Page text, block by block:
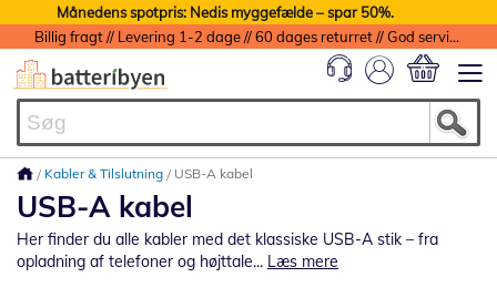
Månedens spotpris: Nedis myggefælde – spar 50%.
Billig fragt // Levering 1-2 dage // 60 dages returret // God service med garanti
Kabler & Tilslutning USB-A kabel
USB-A kabel
Her finder du alle kabler med det klassiske USB-A stik – fra
opladning af telefoner og højttale... Læs mere